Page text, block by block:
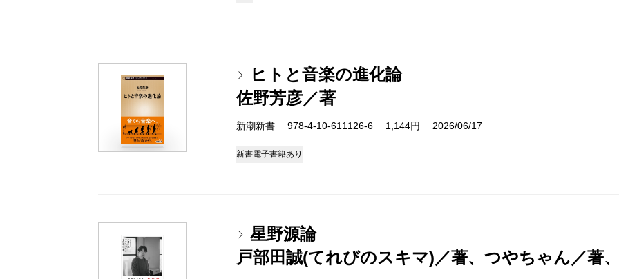
ヒトと音楽の進化論
佐野芳彦／著
新潮新書 978-4-10-611126-6 1,144円 2026/06/17
新書電子書籍あり
星野源論
戸部田誠(てれびのスキマ)／著、つやちゃん／著